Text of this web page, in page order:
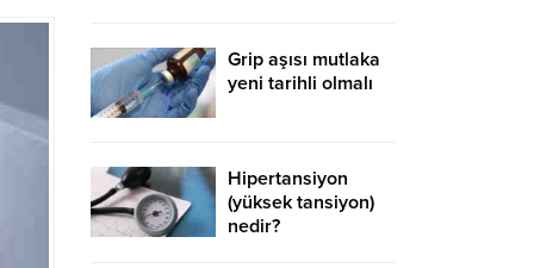
Grip aşısı mutlaka
yeni tarihli olmalı
Hipertansiyon
(yüksek tansiyon)
nedir?